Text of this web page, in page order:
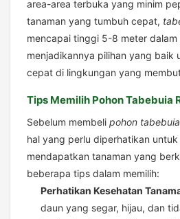
area-area terbuka yang minim
tanaman yang tumbuh cepat,
mencapai tinggi 5-8 meter
menjadikannya pilihan yang baik
cepat di lingkungan yang
Tips Memilih Pohon Tabebuia
Sebelum membeli pohon
hal yang perlu diperhatikan
mendapatkan tanaman yang
beberapa tips dalam memilih:
Perhatikan Kesehatan
daun yang segar, hijau, dan